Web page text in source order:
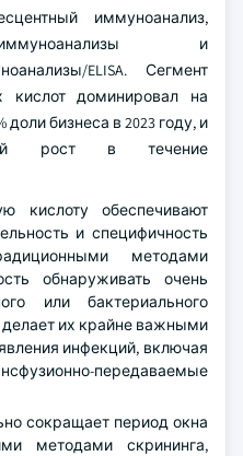
иммуноанализ,
и
ELISA. Сегмент
кислот доминировал на
бизнеса в 2023 году, и
рост в течение
кислоту обеспечивают
и специфичность
методами
обнаруживать очень
или бактериального
делает их крайне важными
инфекций, включая
передаваемые
сокращает период окна
методами скрининга,